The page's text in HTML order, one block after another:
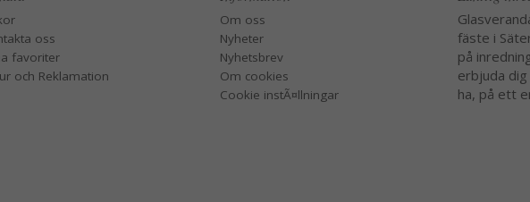
oss
favoriter
och Reklamation
Om oss
Nyheter
Nyhetsbrev
Om cookies
Cookie instÃ¤llningar
fäste i
på
erbjuda
ha, på ett